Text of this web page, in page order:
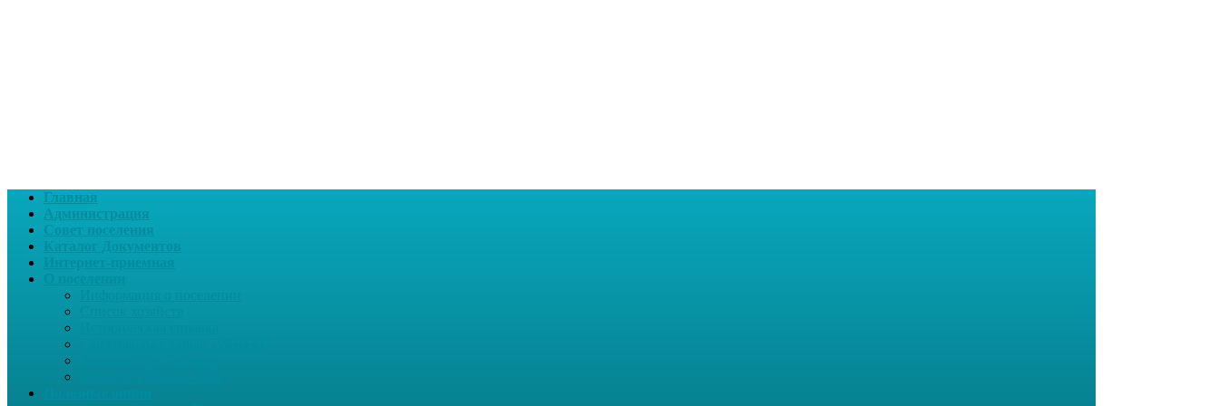
Главная
Администрация
Совет поселения